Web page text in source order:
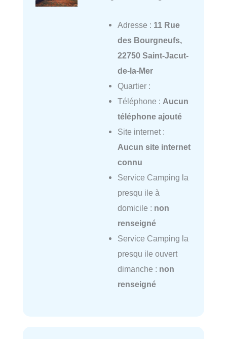
Adresse : 11 Rue
des Bourgneufs,
22750 Saint-Jacut-
de-la-Mer
Quartier :
Téléphone : Aucun
téléphone ajouté
Site internet :
Aucun site internet
connu
Service Camping la
presqu ile à
domicile : non
renseigné
Service Camping la
presqu ile ouvert
dimanche : non
renseigné